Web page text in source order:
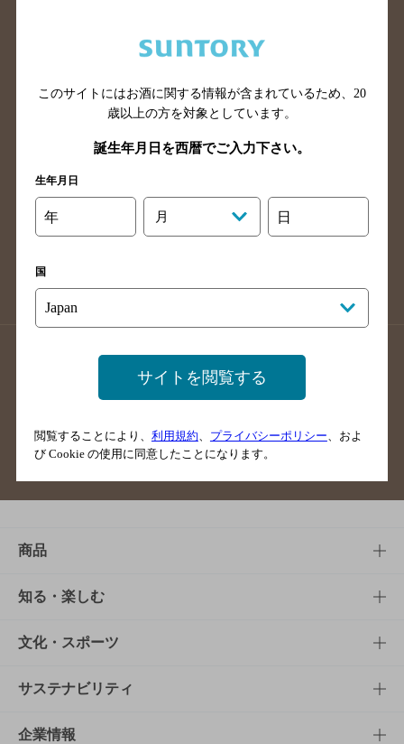
滋賀県のバー検索
和歌山県のバー検索
山口県のバー検索
鳥取県のバー検索
島根県のバー検索
徳島県のバー検索
香川県のバー検索
愛媛県のバー検索
高知県のバー検索
長崎県のバー検索
佐賀県のバー検索
大分県のバー検索
熊本県のバー検索
沖縄県のバー検索
店舗登録方法のご案内
店舗情報更新方法のご案内
掲載店舗様ログイン
ご意見・ご感想
商品
商品TOP
商品一覧
商品発売情報
栄養成分一覧
知る・楽しむ
知る・楽しむTOP
キャンペーン
工場見学
文化・スポーツ
文化・スポーツTOP
サントリーホール
サステナビリティ
サステナビリティTOP
企業情報
このサイトにはお酒に関する情報が含まれているため、 20
歳以上の方を対象としています。
誕生年月日を西暦でご入力下さい。
生年月日
年 月 日
国
サイトを閲覧する
閲覧することにより、 利用規約 プライバシーポリシー 、およ
び Cookie の使用に同意したことになります。